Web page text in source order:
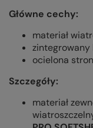
Główne cechy:
materiał
zintegrowany
ocielona
Szczegóły:
materiał